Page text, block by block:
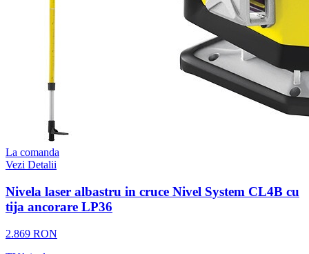
La comanda
Vezi Detalii
Nivela laser albastru in cruce Nivel System CL4B cu
tija ancorare LP36
2.869 RON